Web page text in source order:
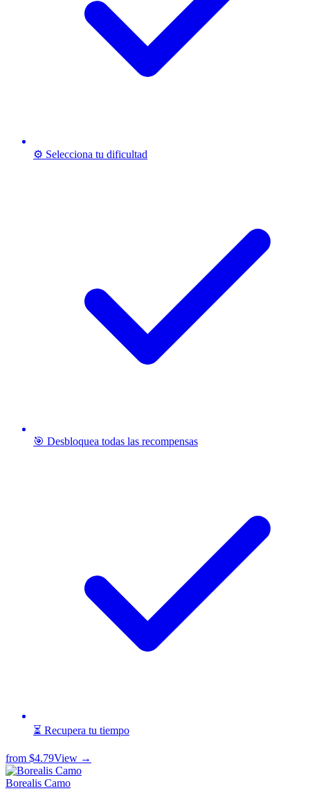
⚙️ Selecciona tu dificultad
🎯 Desbloquea todas las recompensas
⏳ Recupera tu tiempo
from $4.79View →
Borealis Camo